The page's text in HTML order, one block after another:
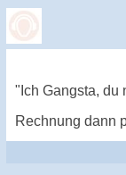
"Ich Gangsta, du
Rechnung dann